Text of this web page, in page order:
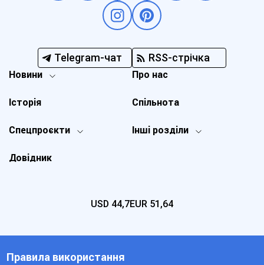
Telegram-чат RSS-стрічка
Новини
Спецпроєкти Інші розділи
Історія
Про нас
Довідник
Спільнота
USD 44,7EUR 51,64
Правила використання